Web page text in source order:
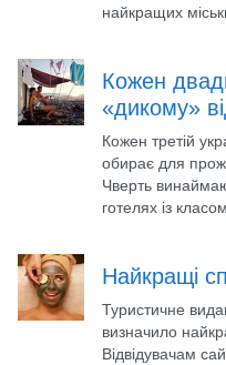
найкращих
Кожен
«дикому»
Кожен третій
обирає для
Чверть
готелях із
Найкращі
Туристичне
визначило
Відвідувачам